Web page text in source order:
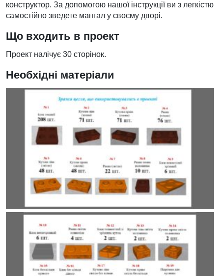
конструктор. За допомогою нашої інструкції ви з легкістю
самостійно зведете мангал у своєму дворі.
Що входить в проект
Проект налічує 30 сторінок.
Необхідні матеріали